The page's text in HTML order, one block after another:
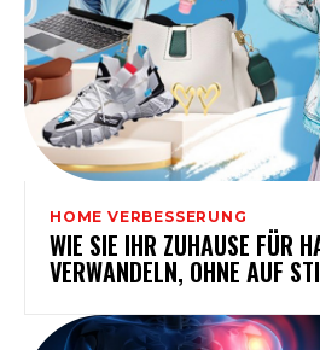
HOME VERBESSERUNG
WIE SIE IHR ZUHAUSE FÜR
VERWANDELN, OHNE AUF